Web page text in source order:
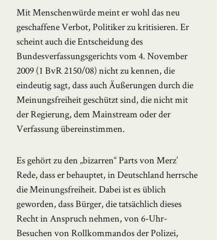
Mit Menschenwürde meint er wohl das neu
geschaffene Verbot, Politiker zu kritisieren. Er
scheint auch die Entscheidung des
Bundesverfassungsgerichts vom 4. November
2009 (1 BvR 2150/08) nicht zu kennen, die
eindeutig sagt, dass auch Äußerungen durch die
Meinungsfreiheit geschützt sind, die nicht mit
der Regierung, dem Mainstream oder der
Verfassung übereinstimmen.
Es gehört zu den „bizarren“ Parts von Merz’
Rede, dass er behauptet, in Deutschland herrsche
die Meinungsfreiheit. Dabei ist es üblich
geworden, dass Bürger, die tatsächlich dieses
Recht in Anspruch nehmen, von 6-Uhr-
Besuchen von Rollkommandos der Polizei,